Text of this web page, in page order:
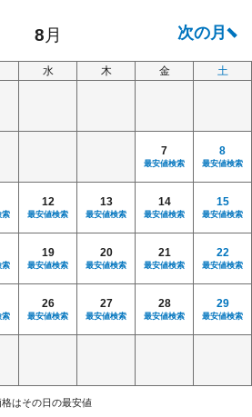
水 木 金 土
7
最安値検索
8
最安値検索
索
12
最安値検索
13
最安値検索
14
最安値検索
15
最安値検索
索
19
最安値検索
20
最安値検索
21
最安値検索
22
最安値検索
索
26
最安値検索
27
最安値検索
28
最安値検索
29
最安値検索
はその日の最安値